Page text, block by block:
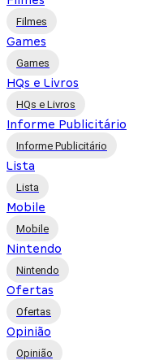
Filmes
Games
Games
HQs e Livros
HQs e Livros
Informe Publicitário
Informe Publicitário
Lista
Lista
Mobile
Mobile
Nintendo
Nintendo
Ofertas
Ofertas
Opinião
Opinião